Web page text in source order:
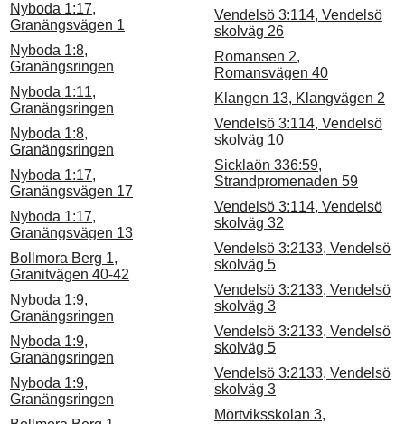
Nyboda 1:17,
Granängsvägen 1
Nyboda 1:8,
Granängsringen
Nyboda 1:11,
Granängsringen
Nyboda 1:8,
Granängsringen
Nyboda 1:17,
Granängsvägen 17
Nyboda 1:17,
Granängsvägen 13
Bollmora Berg 1,
Granitvägen 40-42
Nyboda 1:9,
Granängsringen
Nyboda 1:9,
Granängsringen
Nyboda 1:9,
Granängsringen
Vendelsö 3:114, Vendelsö
skolväg 26
Romansen 2,
Romansvägen 40
Klangen 13, Klangvägen 2
Vendelsö 3:114, Vendelsö
skolväg 10
Sicklaön 336:59,
Strandpromenaden 59
Vendelsö 3:114, Vendelsö
skolväg 32
Vendelsö 3:2133, Vendelsö
skolväg 5
Vendelsö 3:2133, Vendelsö
skolväg 3
Vendelsö 3:2133, Vendelsö
skolväg 5
Vendelsö 3:2133, Vendelsö
skolväg 3
Mörtviksskolan 3,